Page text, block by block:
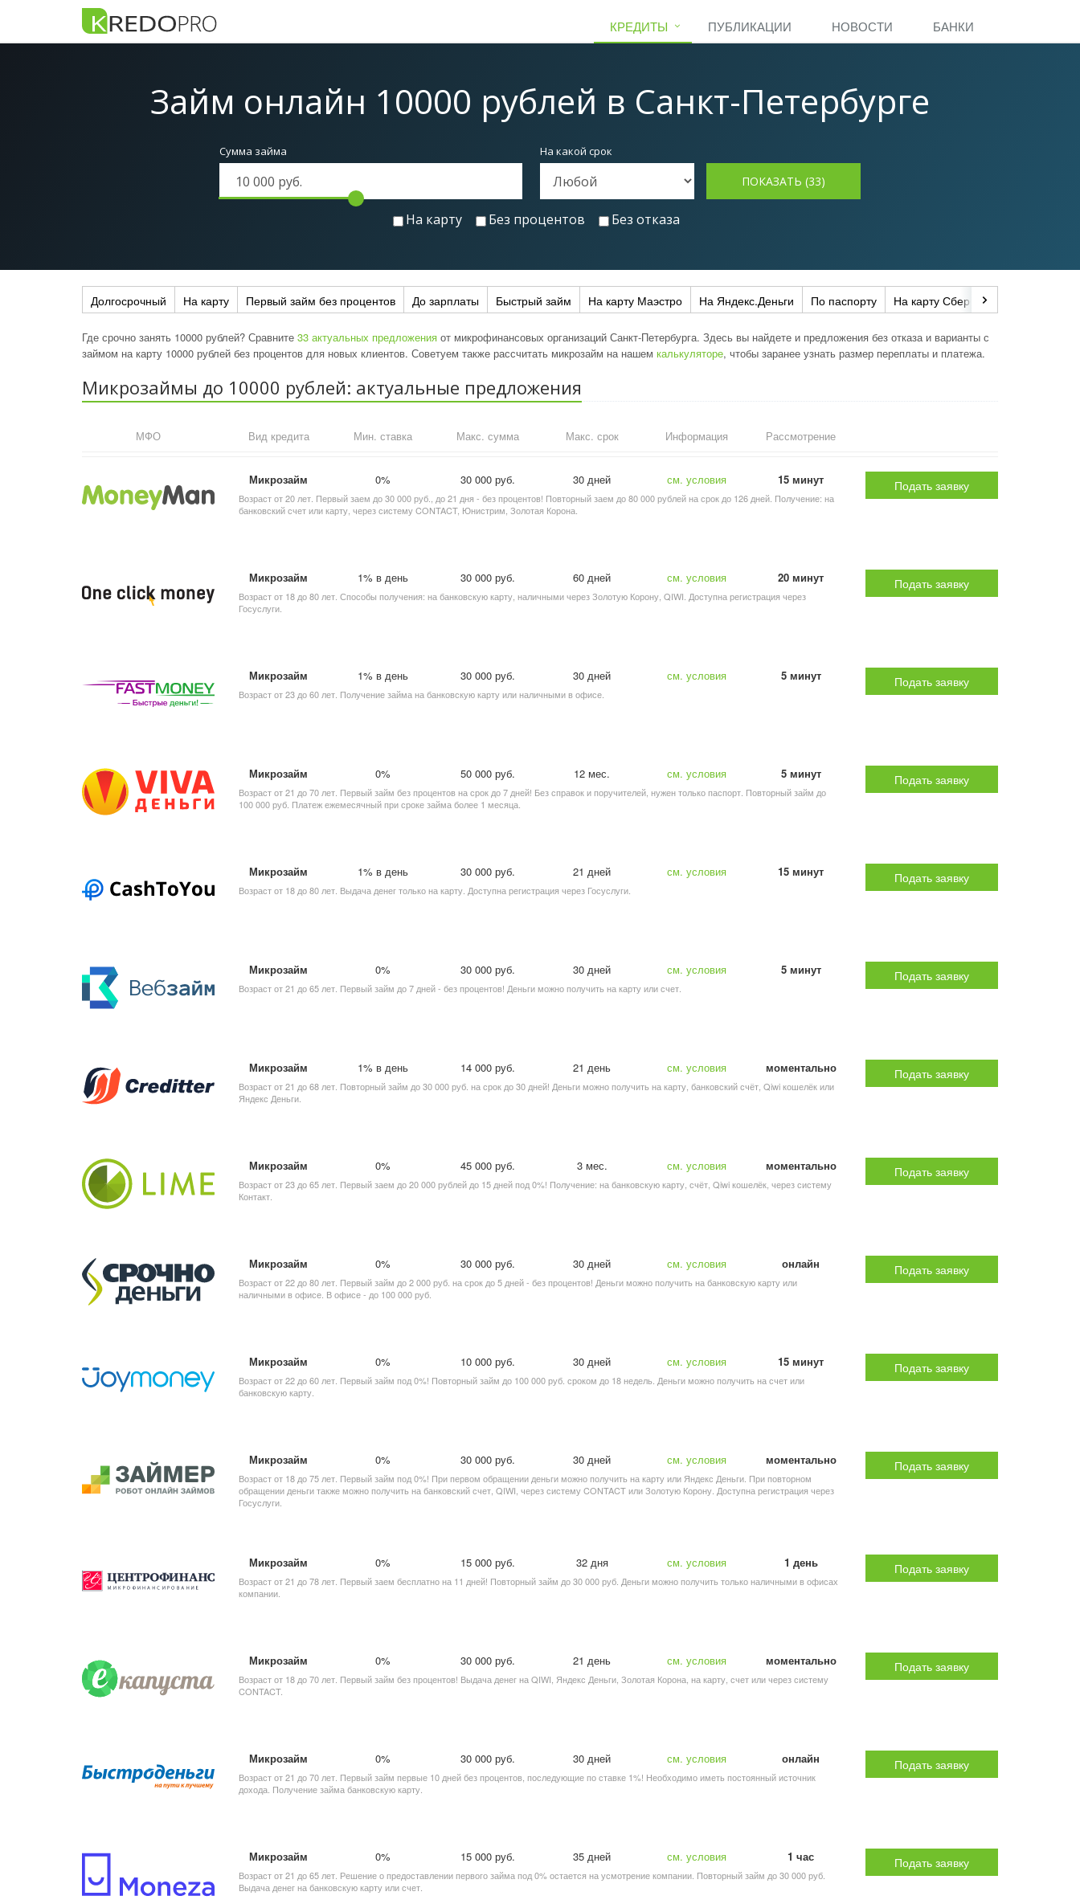
КРЕДИТЫ ПУБЛИКАЦИИ НОВОСТИ БАНКИ
Займ онлайн 10000 рублей в Санкт-Петербурге
Сумма займа На какой срок
На карту Без процентов Без отказа
Долгосрочный На карту Первый займ без процентов До зарплаты Быстрый займ На карту Маэстро На Яндекс.Деньги По паспорту На карту Сбербанка
Где срочно занять 10000 рублей? Сравните 33 актуальных предложения от микрофинансовых организаций Санкт-Петербурга. Здесь вы найдете и предложения без отказа и варианты с
займом на карту 10000 рублей без процентов для новых клиентов. Советуем также рассчитать микрозайм на нашем калькуляторе, чтобы заранее узнать размер переплаты и платежа.
Микрозаймы до 10000 рублей: актуальные предложения
МФО Вид кредита Мин. ставка Макс. сумма Макс. срок Информация Рассмотрение
Микрозайм 0% 30 000 руб. 30 дней см. условия 15 минут
Возраст от 20 лет. Первый заем до 30 000 руб., до 21 дня - без процентов! Повторный заем до 80 000 рублей на срок до 126 дней. Получение: на
банковский счет или карту, через систему CONTACT, Юнистрим, Золотая Корона.
Подать заявку
Микрозайм 1% в день 30 000 руб. 60 дней см. условия 20 минут
Возраст от 18 до 80 лет. Способы получения: на банковскую карту, наличными через Золотую Корону, QIWI. Доступна регистрация через
Госуслуги.
Подать заявку
Микрозайм 1% в день 30 000 руб. 30 дней см. условия 5 минут
Возраст от 23 до 60 лет. Получение займа на банковскую карту или наличными в офисе.
Подать заявку
Микрозайм 0% 50 000 руб. 12 мес. см. условия 5 минут
Возраст от 21 до 70 лет. Первый займ без процентов на срок до 7 дней! Без справок и поручителей, нужен только паспорт. Повторный займ до
100 000 руб. Платеж ежемесячный при сроке займа более 1 месяца.
Подать заявку
Микрозайм 1% в день 30 000 руб. 21 дней см. условия 15 минут
Возраст от 18 до 80 лет. Выдача денег только на карту. Доступна регистрация через Госуслуги.
Подать заявку
Микрозайм 0% 30 000 руб. 30 дней см. условия 5 минут
Возраст от 21 до 65 лет. Первый займ до 7 дней - без процентов! Деньги можно получить на карту или счет.
Подать заявку
Микрозайм 1% в день 14 000 руб. 21 день см. условия моментально
Возраст от 21 до 68 лет. Повторный займ до 30 000 руб. на срок до 30 дней! Деньги можно получить на карту, банковский счёт, Qiwi кошелёк или
Яндекс Деньги.
Подать заявку
Микрозайм 0% 45 000 руб. 3 мес. см. условия моментально
Возраст от 23 до 65 лет. Первый заем до 20 000 рублей до 15 дней под 0%! Получение: на банковскую карту, счёт, Qiwi кошелёк, через систему
Контакт.
Подать заявку
Микрозайм 0% 30 000 руб. 30 дней см. условия онлайн
Возраст от 22 до 80 лет. Первый займ до 2 000 руб. на срок до 5 дней - без процентов! Деньги можно получить на банковскую карту или
наличными в офисе. В офисе - до 100 000 руб.
Подать заявку
Микрозайм 0% 10 000 руб. 30 дней см. условия 15 минут
Возраст от 22 до 60 лет. Первый займ под 0%! Повторный займ до 100 000 руб. сроком до 18 недель. Деньги можно получить на счет или
банковскую карту.
Подать заявку
Микрозайм 0% 30 000 руб. 30 дней см. условия моментально
Возраст от 18 до 75 лет. Первый займ под 0%! При первом обращении деньги можно получить на карту или Яндекс Деньги. При повторном
обращении деньги также можно получить на банковский счет, QIWI, через систему CONTACT или Золотую Корону. Доступна регистрация через
Госуслуги.
Подать заявку
Микрозайм 0% 15 000 руб. 32 дня см. условия 1 день
Возраст от 21 до 78 лет. Первый заем бесплатно на 11 дней! Повторный займ до 30 000 руб. Деньги можно получить только наличными в офисах
компании.
Подать заявку
Микрозайм 0% 30 000 руб. 21 день см. условия моментально
Возраст от 18 до 70 лет. Первый займ без процентов! Выдача денег на QIWI, Яндекс Деньги, Золотая Корона, на карту, счет или через систему
CONTACT.
Подать заявку
Микрозайм 0% 30 000 руб. 30 дней см. условия онлайн
Возраст от 21 до 70 лет. Первый займ первые 10 дней без процентов, последующие по ставке 1%! Необходимо иметь постоянный источник
дохода. Получение займа банковскую карту.
Подать заявку
Микрозайм 0% 15 000 руб. 35 дней см. условия 1 час
Возраст от 21 до 65 лет. Решение о предоставлении первого займа под 0% остается на усмотрение компании. Повторный займ до 30 000 руб.
Выдача денег на банковскую карту или счет.
Подать заявку